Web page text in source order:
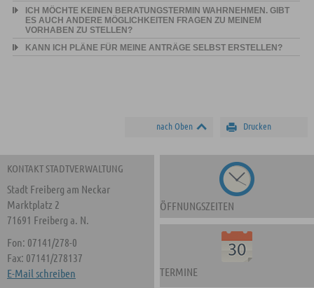
ICH MÖCHTE KEINEN BERATUNGSTERMIN WAHRNEHMEN. GIBT
ES AUCH ANDERE MÖGLICHKEITEN FRAGEN ZU MEINEM
VORHABEN ZU STELLEN?
KANN ICH PLÄNE FÜR MEINE ANTRÄGE SELBST ERSTELLEN?
Drucken
nach Oben
KONTAKT STADTVERWALTUNG
Stadt Freiberg am Neckar
Marktplatz 2
71691 Freiberg a. N.
Fon: 07141/278-0
Fax: 07141/278137
E-Mail schreiben
ÖFFNUNGSZEITEN
TERMINE